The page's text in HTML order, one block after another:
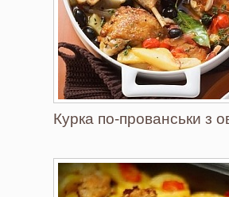
Курка по-прованськи з